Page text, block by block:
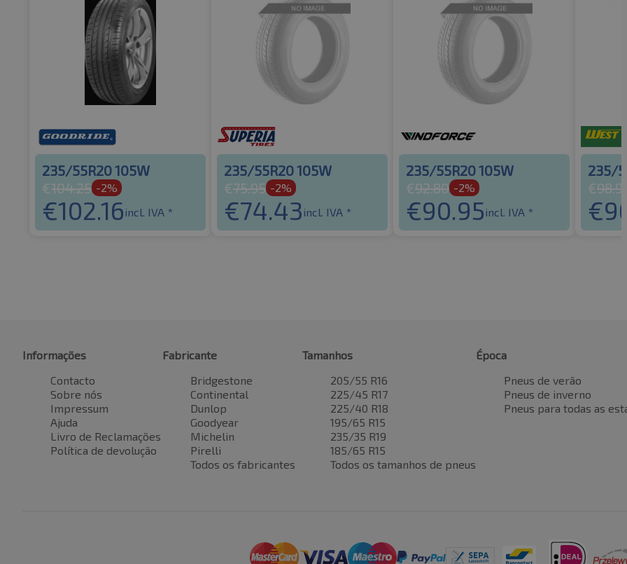
235/55R20 105W
€104.25 -2%
€102.16 incl. IVA *
235/55R20 105W
€75.95 -2%
€74.43 incl. IVA *
235/55R20 105W
€92.80 -2%
€90.95 incl. IVA *
235/
€98.94
€
Informações
Contacto
Sobre nós
Impressum
Ajuda
Livro de Reclamações
Política de devolução
Fabricante
Bridgestone
Continental
Dunlop
Goodyear
Michelin
Pirelli
Todos os fabricantes
Tamanhos
205/55 R16
225/45 R17
225/40 R18
195/65 R15
235/35 R19
185/65 R15
Todos os tamanhos de pneus
Época
Pneus de verão
Pneus de inverno
Pneus para todas as